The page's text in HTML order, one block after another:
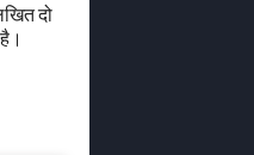
दो